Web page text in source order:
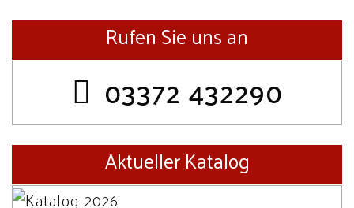
Rufen Sie uns an
03372 432290
Aktueller Katalog